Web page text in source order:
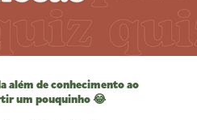
além de conhecimento ao
um pouquinho 😂